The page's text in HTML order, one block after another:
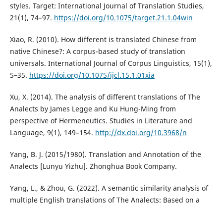
styles. Target: International Journal of Translation Studies,
21(1), 74–97. https://doi.org/10.1075/target.21.1.04win
Xiao, R. (2010). How different is translated Chinese from
native Chinese?: A corpus-based study of translation
universals. International Journal of Corpus Linguistics, 15(1),
5–35. https://doi.org/10.1075/ijcl.15.1.01xia
Xu, X. (2014). The analysis of different translations of The
Analects by James Legge and Ku Hung-Ming from
perspective of Hermeneutics. Studies in Literature and
Language, 9(1), 149–154. http://dx.doi.org/10.3968/n
Yang, B. J. (2015/1980). Translation and Annotation of the
Analects [Lunyu Yizhu]. Zhonghua Book Company.
Yang, L., & Zhou, G. (2022). A semantic similarity analysis of
multiple English translations of The Analects: Based on a